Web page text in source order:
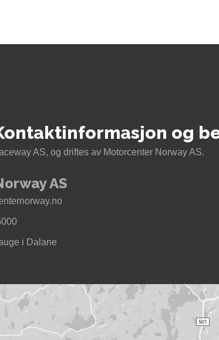
og
AS, og driftes av Motorcenter Norway AS.
AS
Norway i Sokndal
i Dalane